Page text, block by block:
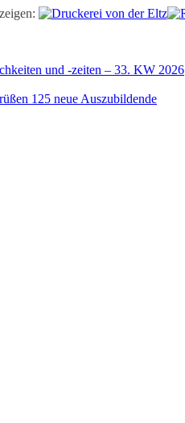
und -zeiten – 33. KW 2026
125 neue Auszubildende